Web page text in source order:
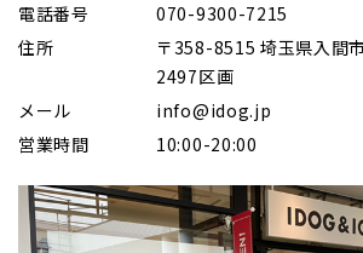
電話番号
070-9300-7215
住所
〒358-8515 埼玉県入
2497区画
メール
info@idog.jp
営業時間
10:00-20:00